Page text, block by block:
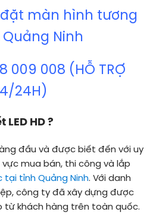
đặt màn hình tương
Ninh
009 008 (HỖ TRỢ
24H)
HD ?
đầu và được biết đến với uy
mua bán, thi công và lắp
tỉnh Quảng Ninh. Với danh
công ty đã xây dựng được
từ khách hàng trên toàn quốc.